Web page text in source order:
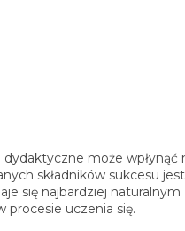
może wpłynąć
składników sukcesu jest
się najbardziej naturalnym
procesie uczenia się.